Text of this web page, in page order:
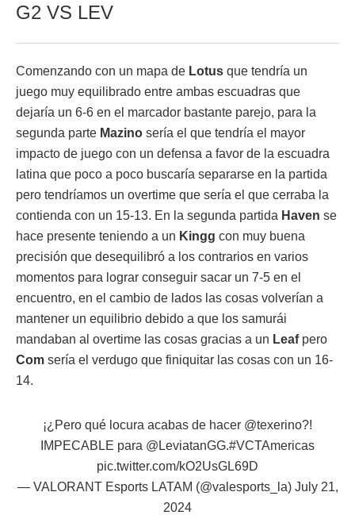
G2 VS LEV
Comenzando con un mapa de Lotus que tendría un
juego muy equilibrado entre ambas escuadras que
dejaría un 6-6 en el marcador bastante parejo, para la
segunda parte Mazino sería el que tendría el mayor
impacto de juego con un defensa a favor de la escuadra
latina que poco a poco buscaría separarse en la partida
pero tendríamos un overtime que sería el que cerraba la
contienda con un 15-13. En la segunda partida Haven se
hace presente teniendo a un Kingg con muy buena
precisión que desequilibró a los contrarios en varios
momentos para lograr conseguir sacar un 7-5 en el
encuentro, en el cambio de lados las cosas volverían a
mantener un equilibrio debido a que los samurái
mandaban al overtime las cosas gracias a un Leafpero
Com sería el verdugo que finiquitar las cosas con un 16-
14.
¡¿Pero qué locura acabas de hacer @texerino?!
IMPECABLE para @LeviatanGG.#VCTAmericas
pic.twitter.com/kO2UsGL69D
— VALORANT Esports LATAM (@valesports_la) July 21,
2024